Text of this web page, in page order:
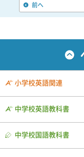
前へ
小学校英語関連
中学校英語教科書
中学校国語教科書